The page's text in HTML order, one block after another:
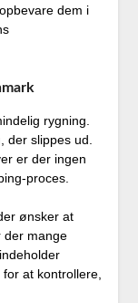
dem i
rygning.
der slippes ud.
er der ingen
proces.
ønsker at
der mange
at kontrollere,